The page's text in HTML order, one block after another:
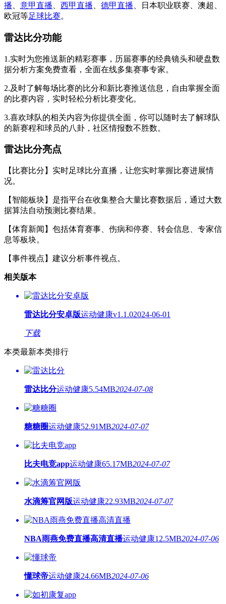
播
意甲直播 西甲直播 德甲直播 、日本职业联赛、澳超、
欧冠等足球比赛。
雷达比分功能
1.实时为您推送新的精彩赛事，历届赛事的经典镜头和硬盘数
据分析方案免费查看，全面在线多集赛事专家。
2.及时了解每场比赛的比分和新比赛推送信息，自由掌握全面
的比赛内容，实时轻松分析比赛变化。
3.喜欢球队的相关内容为你提供全面，你可以随时去了解球队
的新赛程和球员的八卦，社区情报数不胜数。
雷达比分亮点
【比赛比分】实时足球比分直播，让您实时掌握比赛进展情
况。
【智能板块】是指平台在收集整合大量比赛数据后，通过大数
据算法自动预测比赛结果。
【体育新闻】包括体育赛事、伤病和停赛、转会信息、专家信
息等板块。
【事件视点】建议分析事件视点。
相关版本
雷达比分安卓版运动健康v1.1.02024-06-01
下载
本类最新本类排行
雷达比分运动健康5.54MB2024-07-08
糖糖圈运动健康52.91MB2024-07-07
比夫电竞app运动健康65.17MB2024-07-07
水滴筹官网版运动健康22.93MB2024-07-07
NBA雨燕免费直播高清直播运动健康12.5MB2024-07-06
懂球帝运动健康24.66MB2024-07-06